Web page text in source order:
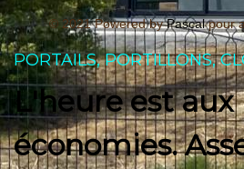
© 2021 Powered byPascalpour
PORTAILS, PORTILLONS,
L'heure est aux
économies.